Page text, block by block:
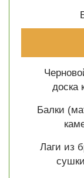
доска
Балки
Лаги из